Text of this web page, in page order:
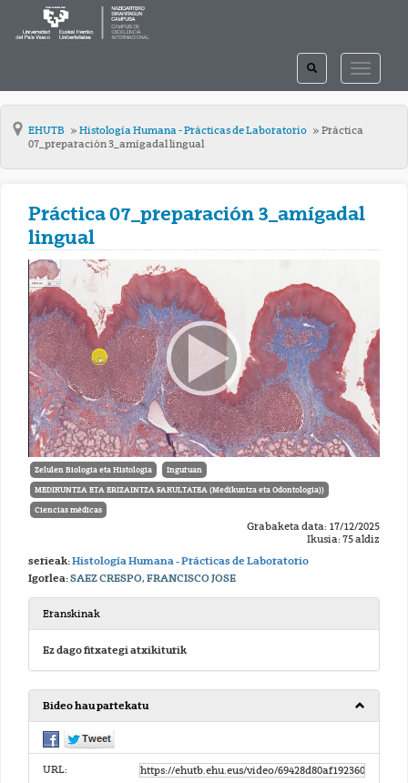
TOGGLE
TOGGLE
SEARCH
EHUTB Histología Humana - Prácticas de Laboratorio
Práctica
07_preparación 3_amígadal lingual
Práctica 07_preparación 3_amígadal
lingual
Zelulen Biologia eta Histologia Inguruan
MEDIKUNTZA ETA ERIZAINTZA FAKULTATEA (Medikuntza eta Odontologia))
Ciencias médicas
Grabaketa data: 17/12/2025
Ikusia: 75 aldiz
serieak:Histología Humana - Prácticas de Laboratorio
Igorlea:SAEZ CRESPO, FRANCISCO JOSE
Eranskinak
Ez dago fitxategi atxikiturik
Bideo hau partekatu
URL: